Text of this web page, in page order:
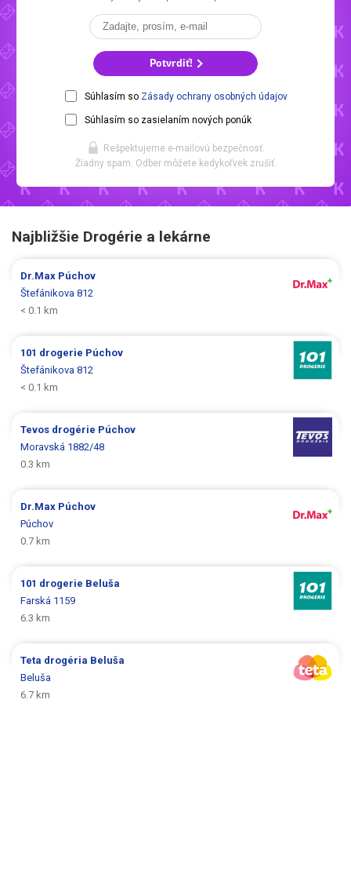
Potvrdiť!
Súhlasím so Zásady ochrany osobných údajov
Súhlasím so zasielaním nových ponúk
Rešpektujeme e-mailovú bezpečnosť.
Žiadny spam. Odber môžete kedykoľvek zrušiť.
Najbližšie Drogérie a lekárne
Dr.Max Púchov
Štefánikova 812
< 0.1 km
101 drogerie Púchov
Štefánikova 812
< 0.1 km
Tevos drogérie Púchov
Moravská 1882/48
0.3 km
Dr.Max Púchov
Púchov
0.7 km
101 drogerie Beluša
Farská 1159
6.3 km
Teta drogéria Beluša
Beluša
6.7 km